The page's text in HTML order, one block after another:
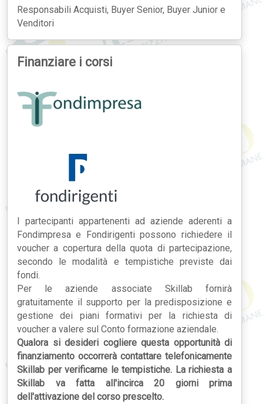
Responsabili Acquisti, Buyer Senior, Buyer Junior e
Venditori
Finanziare i corsi
I partecipanti appartenenti ad aziende aderenti a
Fondimpresa e Fondirigenti possono richiedere il
voucher a copertura della quota di partecipazione,
secondo le modalità e tempistiche previste dai
fondi.
Per le aziende associate Skillab fornirà
gratuitamente il supporto per la predisposizione e
gestione dei piani formativi per la richiesta di
voucher a valere sul Conto formazione aziendale.
Qualora si desideri cogliere questa opportunità di
finanziamento occorrerà contattare telefonicamente
Skillab per verificarne le tempistiche. La richiesta a
Skillab va fatta all'incirca 20 giorni prima
dell'attivazione del corso prescelto.